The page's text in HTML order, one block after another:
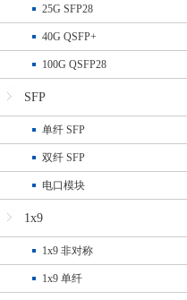
25G SFP28
40G QSFP+
100G QSFP28
SFP
单纤 SFP
双纤 SFP
电口模块
1x9
1x9 非对称
1x9 单纤